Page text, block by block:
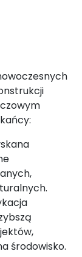
środowisko.